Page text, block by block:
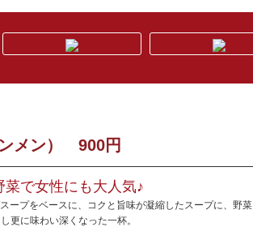
メン） 900円
菜で女性にも大人気♪
ープをベースに、コクと旨味が凝縮したスープに、野菜
更に味わい深くなった一杯。